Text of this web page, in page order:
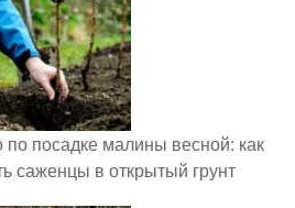
по посадке малины весной: как
саженцы в открытый грунт